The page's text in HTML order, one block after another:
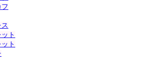
フ
ト
ト